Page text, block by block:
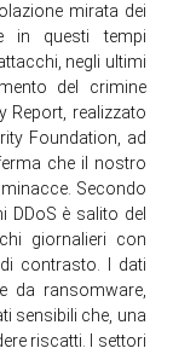
mirata dei
in questi tempi
negli ultimi
del crimine
Report, realizzato
Foundation, ad
che il nostro
Secondo
DDoS è salito del
giornalieri con
contrasto. I dati
da ransomware,
sensibili che, una
riscatti. I settori